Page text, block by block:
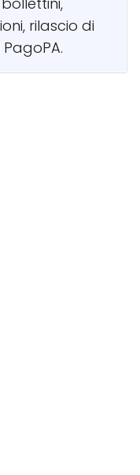
rilascio di